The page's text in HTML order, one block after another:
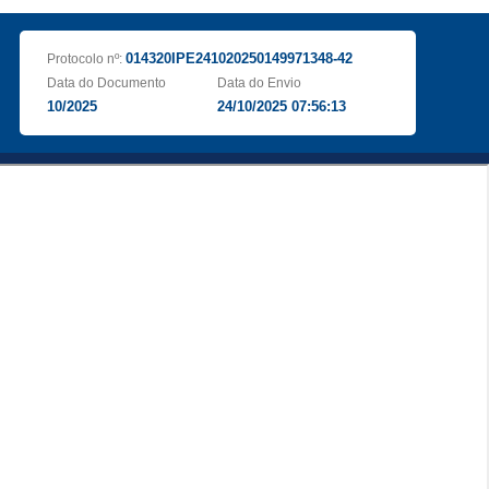
Protocolo nº: 014320IPE241020250149971348-42
Data do Documento
10/2025
Data do Envio
24/10/2025 07:56:13